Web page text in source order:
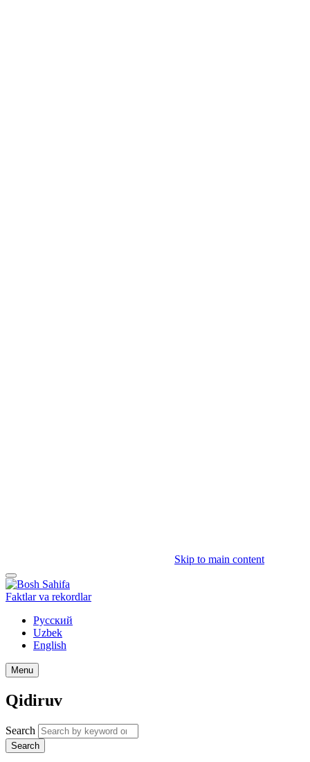
Skip to main content
Faktlar va rekordlar
Русский
Uzbek
English
Menu
Qidiruv
Search
Search